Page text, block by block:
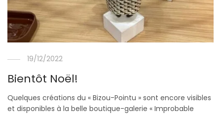
19/12/2022
Bientôt Noël!
Quelques créations du « Bizou-Pointu » sont encore visibles
et disponibles à la belle boutique-galerie « Improbable